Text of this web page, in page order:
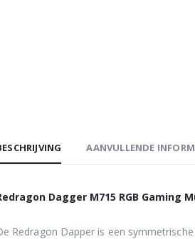
AANVULLENDE
Dagger M715 RGB Gaming
Redragon Dapper is een